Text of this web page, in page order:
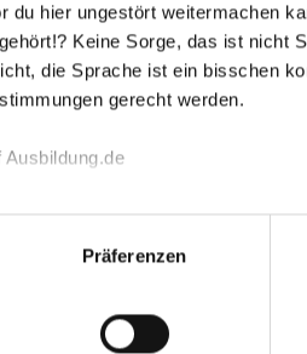
du hier ungestört weitermachen
Keine Sorge, das ist nicht
die Sprache ist ein bisschen
gerecht werden.
Funktion unserer
zu speichern (
zu deiner Verwendung
möglicherweise mit weiteren
Präferenzen
Mitarbeitern. Unser
Hochbau, Wasser- und Hafenbau